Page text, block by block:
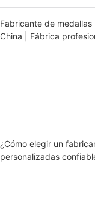
Fabricante de
China | Fábrica
¿Cómo elegir un
personalizadas